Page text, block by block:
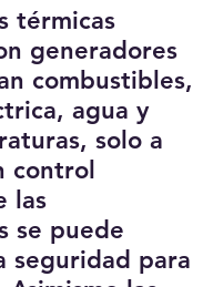
térmicas
generadores
combustibles,
agua y
solo a
control
las
se puede
seguridad para